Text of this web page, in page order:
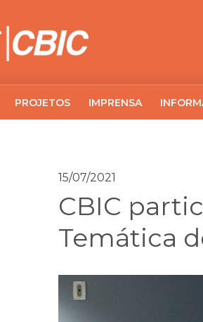
PROJETOS IMPRENSA
15/07/2021
CBIC
Temática